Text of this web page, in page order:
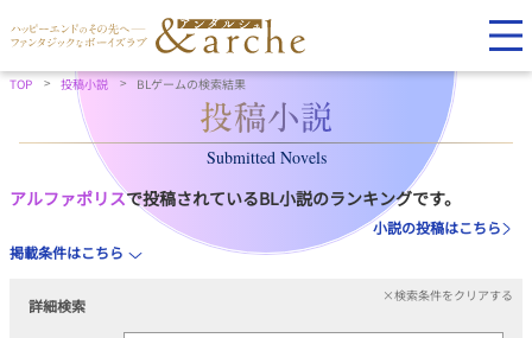
TOP 投稿小説 BLゲームの検索結果
Submitted Novels
アルファポリスで投稿されているBL小説のランキングです。
小説の投稿はこちら
掲載条件はこちら
詳細検索
×検索条件をクリアする